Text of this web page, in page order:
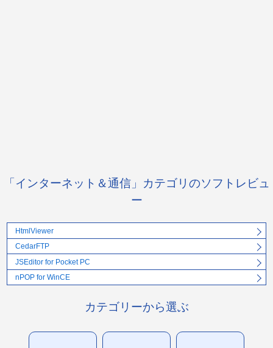
「インターネット＆通信」カテゴリのソフトレビュ
ー
HtmlViewer
CedarFTP
JSEditor for Pocket PC
nPOP for WinCE
カテゴリーから選ぶ